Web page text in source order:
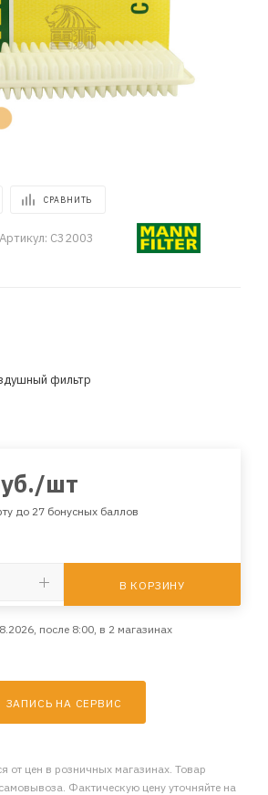
СРАВНИТЬ
Артикул: C32003
фильтр
/шт
до 27 бонусных баллов
В КОРЗИНУ
после 8:00, в 2 магазинах
ЗАПИСЬ НА СЕРВИС
от цен в розничных магазинах. Товар
Фактическую цену уточняйте на